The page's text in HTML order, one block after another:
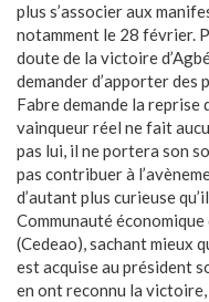
plus s’associer aux
notamment le 28 février.
doute de la victoire
demander d’apporter des
Fabre demande la
vainqueur réel ne fait
pas lui, il ne portera son
pas contribuer à
d’autant plus curieuse
Communauté économique
(Cedeao), sachant mieux
est acquise au président
en ont reconnu la